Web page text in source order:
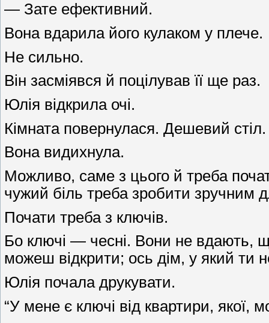
— Зате ефективний.
Вона вдарила його кулаком у плече.
Не сильно.
Він засміявся й поцілував її ще раз.
Юлія відкрила очі.
Кімната повернулася. Дешевий
Вона видихнула.
Можливо, саме з цього й треба
чужий біль треба зробити зручним
Почати треба з ключів.
Бо ключі — чесні. Вони не вдають,
можеш відкрити; ось дім, у який ти
Юлія почала друкувати.
“У мене є ключі від квартири, якої,